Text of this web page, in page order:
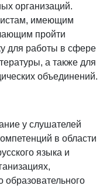
организаций.
имеющим
пройти
для работы в сфере
а также для
объединений.
у слушателей
в области
языка и